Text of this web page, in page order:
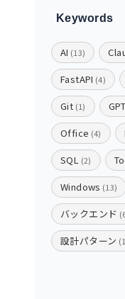
Keywords
AI (13)
FastAPI (4)
Git (1) GPT
Office (4)
SQL (2)
Windows (13)
バックエンド
設計パターン